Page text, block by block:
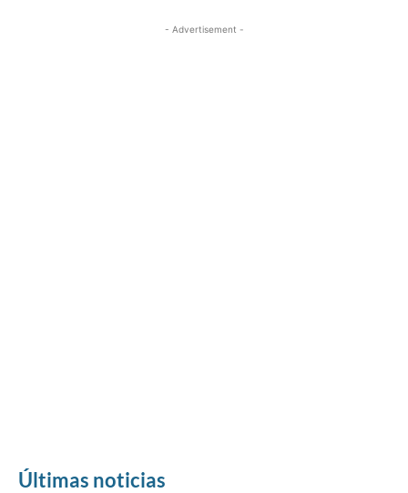
- Advertisement -
Últimas noticias